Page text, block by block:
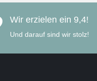
Wir erzielen ein 9,4!
Und darauf sind wir stolz!